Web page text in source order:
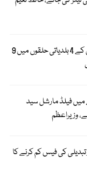
الیکشن کمیشن نے بلوچستان کے 4 بلدیاتی حلقوں میں 9
فیلڈ مارشل سید
وزیراعظم
کی فیس کم کرنے کا